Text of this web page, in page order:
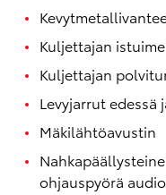
Kuljettajan
Kuljettajan
Levyjarrut edessä
Mäkilähtöavustin
ohjauspyörä